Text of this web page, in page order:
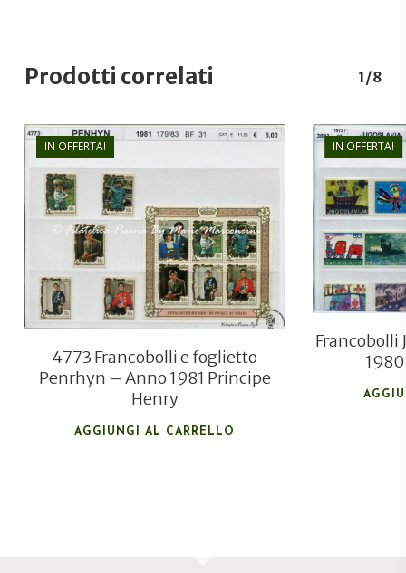
Prodotti correlati 1/8
IN OFFERTA!
€ 8,00
€5,80
4773 Francobolli e foglietto
Penrhyn – Anno 1981 Principe
Henry
AGGIUNGI AL CARRELLO
IN OFFERTA!
Francobolli